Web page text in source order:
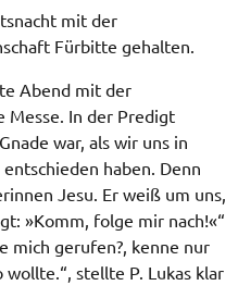
mit der
Fürbitte gehalten.
Abend mit der
Messe. In der Predigt
war, als wir uns in
haben. Denn
Jesu. Er weiß um uns,
»Komm, folge mir nach!«“
mich gerufen?, kenne nur
stellte P. Lukas klar